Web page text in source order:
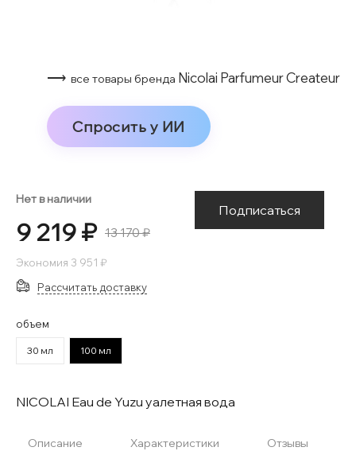
⟶ все товары бренда Nicolai Parfumeur Createur
Спросить у ИИ
Нет в наличии
9 219 ₽ 13 170 ₽
Экономия 3 951 ₽
Подписаться
Рассчитать доставку
объем
30 мл 100 мл
NICOLAI Eau de Yuzu уалетная вода
Описание Характеристики Отзывы